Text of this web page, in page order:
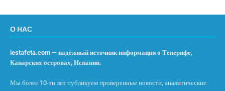
О НАС
iestafeta.com — надёжный источник информации о Тенерифе,
Канарских островах, Испании.
Мы более 10-ти лет публикуем проверенные новости, аналитические